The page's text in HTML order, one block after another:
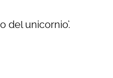
del unicornio’.